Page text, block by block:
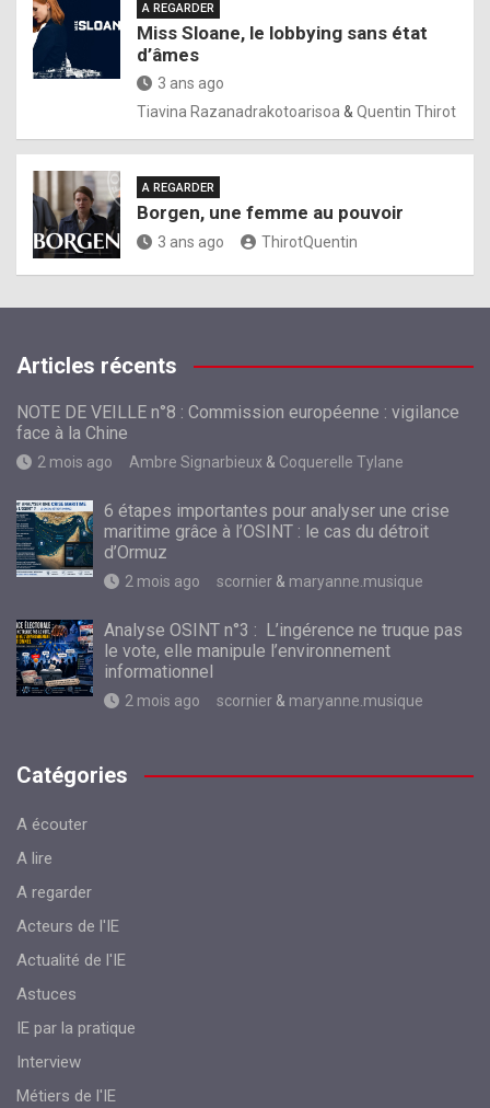
A REGARDER
Miss Sloane, le lobbying sans état
d’âmes
3 ans ago
Tiavina Razanadrakotoarisoa & Quentin Thirot
A REGARDER
Borgen, une femme au pouvoir
3 ans ago ThirotQuentin
Articles récents
NOTE DE VEILLE n°8 : Commission européenne : vigilance
face à la Chine
2 mois ago Ambre Signarbieux & Coquerelle Tylane
6 étapes importantes pour analyser une crise
maritime grâce à l’OSINT : le cas du détroit
d’Ormuz
2 mois ago scornier & maryanne.musique
Analyse OSINT n°3 : L’ingérence ne truque pas
le vote, elle manipule l’environnement
informationnel
2 mois ago scornier & maryanne.musique
Catégories
A écouter
A lire
A regarder
Acteurs de l'IE
Actualité de l'IE
Astuces
IE par la pratique
Interview
Métiers de l'IE